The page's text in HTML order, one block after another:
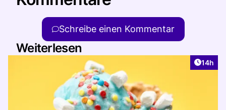
Schreibe einen Kommentar
Weiterlesen
Artikel
14h